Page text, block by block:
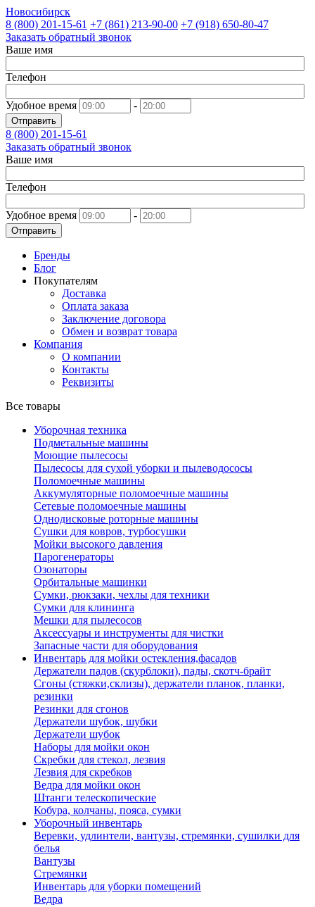
Новосибирск
8 (800) 201-15-61 +7 (861) 213-90-00 +7 (918) 650-80-47
Заказать обратный звонок
Ваше имя
Телефон
Удобное время -
Отправить
8 (800) 201-15-61
Заказать обратный звонок
Ваше имя
Телефон
Удобное время -
Отправить
Бренды
Блог
Покупателям
Доставка
Оплата заказа
Заключение договора
Обмен и возврат товара
Компания
О компании
Контакты
Реквизиты
Все товары
Уборочная техника
Подметальные машины
Моющие пылесосы
Пылесосы для сухой уборки и пылеводососы
Поломоечные машины
Аккумуляторные поломоечные машины
Сетевые поломоечные машины
Однодисковые роторные машины
Сушки для ковров, турбосушки
Мойки высокого давления
Парогенераторы
Озонаторы
Орбитальные машинки
Сумки, рюкзаки, чехлы для техники
Сумки для клининга
Мешки для пылесосов
Аксессуары и инструменты для чистки
Запасные части для оборудования
Инвентарь для мойки остекления,фасадов
Держатели падов (скурблоки), пады, скотч-брайт
Сгоны (стяжки,склизы), держатели планок, планки,
резинки
Резинки для сгонов
Держатели шубок, шубки
Держатели шубок
Наборы для мойки окон
Скребки для стекол, лезвия
Лезвия для скребков
Ведра для мойки окон
Штанги телескопические
Кобура, колчаны, пояса, сумки
Уборочный инвентарь
Веревки, удлинтели, вантузы, стремянки, сушилки для
белья
Вантузы
Стремянки
Инвентарь для уборки помещений
Ведра